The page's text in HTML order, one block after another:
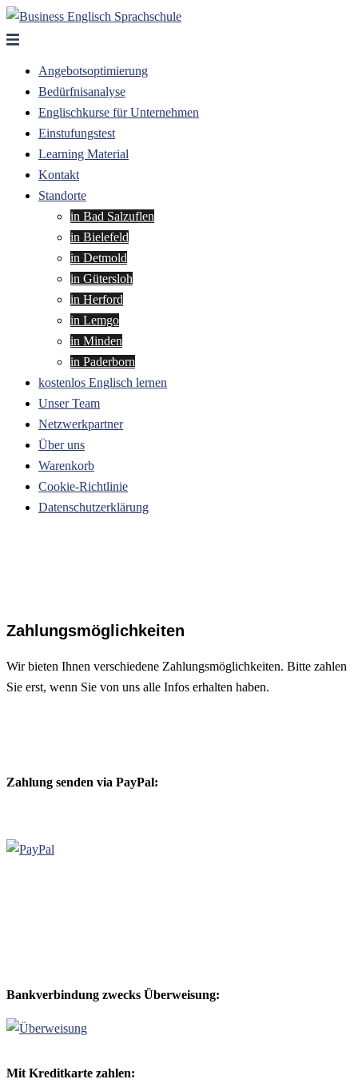
Zum
Inhalt
Angebotsoptimierung
Bedürfnisanalyse
Englischkurse für Unternehmen
Einstufungstest
Learning Material
Kontakt
Standorte
in Bad Salzuflen
in Bielefeld
in Detmold
in Gütersloh
in Herford
in Lemgo
in Minden
in Paderborn
kostenlos Englisch lernen
Unser Team
Netzwerkpartner
Über uns
Warenkorb
Cookie-Richtlinie
Datenschutzerklärung
Zahlungsmöglichkeiten
Wir bieten Ihnen verschiedene Zahlungsmöglichkeiten. Bitte zahlen
Sie erst, wenn Sie von uns alle Infos erhalten haben.
Zahlung senden via PayPal:
Bankverbindung zwecks Überweisung:
Mit Kreditkarte zahlen: